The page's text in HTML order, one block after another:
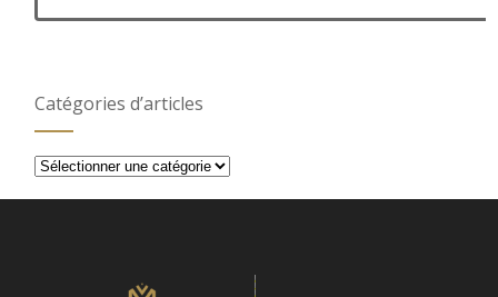
Catégories d’articles
Catégories